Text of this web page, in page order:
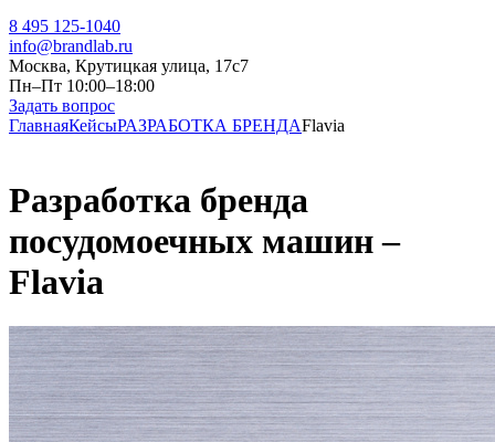
8 495 125-1040
info@brandlab.ru
Москва, Крутицкая улица, 17с7
Пн–Пт 10:00–18:00
Задать вопрос
ГлавнаяКейсыРАЗРАБОТКА БРЕНДАFlavia
Разработка бренда
посудомоечных машин –
Flavia